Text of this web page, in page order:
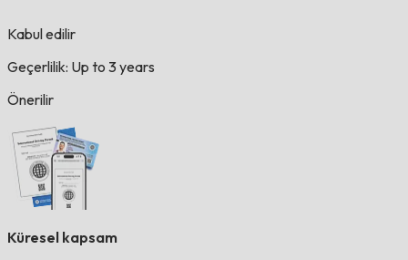
Kabul edilir
Geçerlilik: Up to 3 years
Önerilir
Küresel kapsam